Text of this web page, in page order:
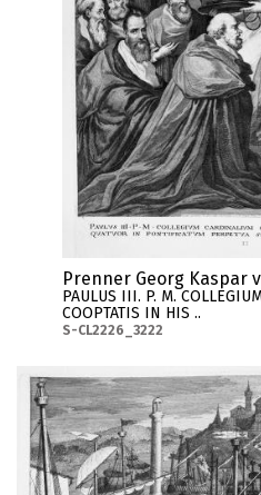
Prenner Georg Kaspar
PAULUS III. P. M.
COOPTATIS IN HIS ..
S-CL2226_3222